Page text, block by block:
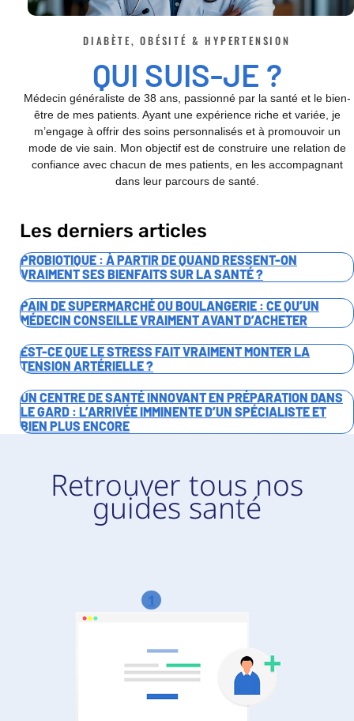
DIABÈTE, OBÉSITÉ & HYPERTENSION
QUI SUIS-JE ?
Médecin généraliste de 38 ans, passionné par la santé et le bien-
être de mes patients. Ayant une expérience riche et variée, je
m’engage à offrir des soins personnalisés et à promouvoir un
mode de vie sain. Mon objectif est de construire une relation de
confiance avec chacun de mes patients, en les accompagnant
dans leur parcours de santé.
Les derniers articles
PROBIOTIQUE : À PARTIR DE QUAND RESSENT-ON
VRAIMENT SES BIENFAITS SUR LA SANTÉ ?
PAIN DE SUPERMARCHÉ OU BOULANGERIE : CE QU’UN
MÉDECIN CONSEILLE VRAIMENT AVANT D’ACHETER
EST-CE QUE LE STRESS FAIT VRAIMENT MONTER LA
TENSION ARTÉRIELLE ?
UN CENTRE DE SANTÉ INNOVANT EN PRÉPARATION DANS
LE GARD : L’ARRIVÉE IMMINENTE D’UN SPÉCIALISTE ET
BIEN PLUS ENCORE
Retrouver tous nos
guides santé
1